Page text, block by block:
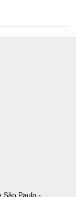
São Paulo -